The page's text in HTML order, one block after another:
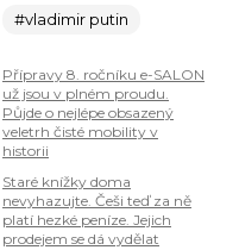
#vladimir putin
Přípravy 8. ročníku e-SALON
už jsou v plném proudu.
Půjde o nejlépe obsazený
veletrh čisté mobility v
historii
Staré knížky doma
nevyhazujte. Češi teď za ně
platí hezké peníze. Jejich
prodejem se dá vydělat